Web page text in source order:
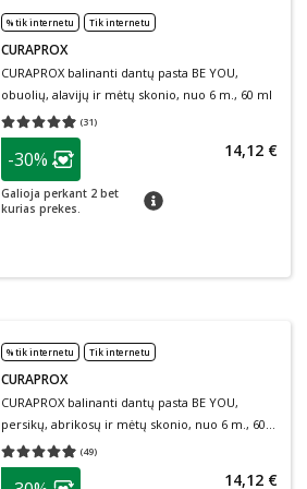
% tik internetu Tik internetu
CURAPROX
CURAPROX balinanti dantų pasta BE YOU,
obuolių, alavijų ir mėtų skonio, nuo 6 m., 60 ml
(31)
Vidutinis įvertinimas 4.97
patarimas
Lojalumo klubo narių nuolaida
-30%
Galioja perkant 2 bet
kurias prekes.
patarimas
14,12 €
% tik internetu Tik internetu
CURAPROX
CURAPROX balinanti dantų pasta BE YOU,
persikų, abrikosų ir mėtų skonio, nuo 6 m., 60
ml
(49)
Vidutinis įvertinimas 4.98
patarimas 14,12 €